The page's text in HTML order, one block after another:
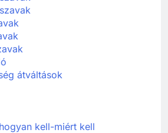
átváltások
kell-miért kell